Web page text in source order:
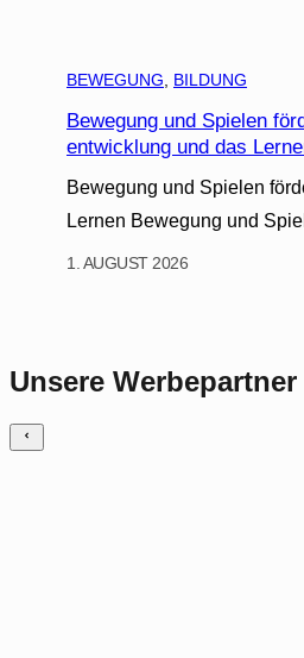
BEWEGUNG BILDUNG
Bewegung und Spielen
entwicklung und das
Bewegung und Spielen
Lernen Bewegung und
1. AUGUST 2026
Unsere Werbepartner